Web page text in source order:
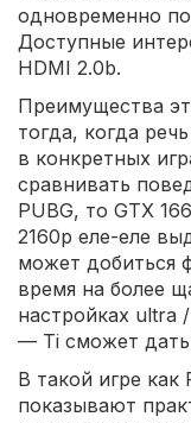
одновременно
Доступные
HDMI 2.0b.
Преимущества
тогда, когда
в конкретных
сравнивать
PUBG, то GTX
2160p еле-еле
может добиться
время на более
настройках ultra
— Ti сможет
В такой игре
показывают